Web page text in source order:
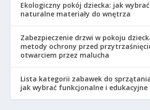
Ekologiczny pokój dziecka: jak
naturalne materiały do wnętrza
Zabezpieczenie drzwi w pokoju
metody ochrony przed
otwarciem przez malucha
Lista kategorii zabawek do
jak wybrać funkcjonalne i edukacyjne